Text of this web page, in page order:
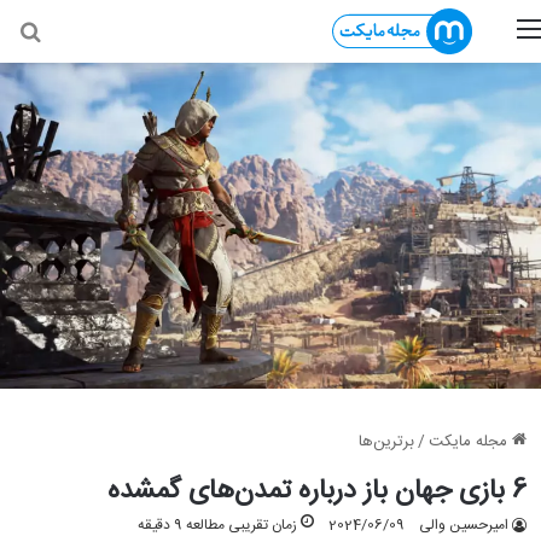
منو
مجله مایکت /برترین‌ها
6 بازی‌ جهان باز درباره تمدن‌های گمشده
امیرحسین والی 2024/06/09 زمان تقریبی مطالعه 9 دقیقه